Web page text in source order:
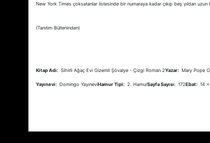
New York Times çoksatanlar listesinde bir numaraya kadar çıkıp beş yıldan
(Tanıtım Bülteninden)
Kitap Adı: Sihirli Ağaç Evi Gizemli Şövalye - Çizgi Roman 2Yazar: Mary Pope
Yayınevi: Domingo YayıneviHamur Tipi: 2. HamurSayfa Sayısı: 172Ebat: 14 x
Görüş ve önerileriniz için teşekkür ederiz.